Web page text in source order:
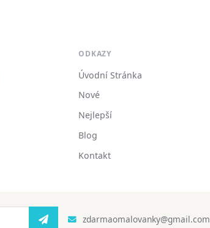
ODKAZY
Úvodní Stránka
Nové
Nejlepší
Blog
Kontakt
zdarmaomalovanky@gmail.com